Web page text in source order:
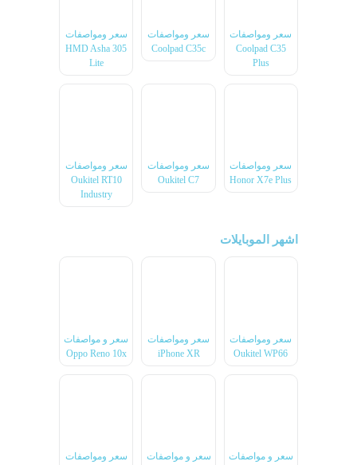
سعر ومواصفات
Coolpad C35
Plus
سعر ومواصفات
Coolpad C35c
سعر ومواصفات
HMD Asha 305
Lite
سعر ومواصفات
Honor X7e Plus
سعر ومواصفات
Oukitel C7
سعر ومواصفات
Oukitel RT10
Industry
اشهر الموبايلات
سعر ومواصفات
Oukitel WP66
سعر ومواصفات
iPhone XR
سعر و مواصفات
Oppo Reno 10x
سعر و مواصفات
سعر و مواصفات
سعر ومواصفات